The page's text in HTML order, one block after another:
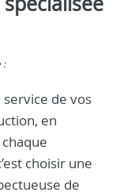
:
de vos
en
choisir une
de